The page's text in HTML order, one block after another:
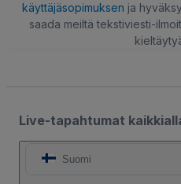
käyttäjäsopimuksen ja
saada meiltä tekstiviesti-
Live-tapahtumat
Suomi